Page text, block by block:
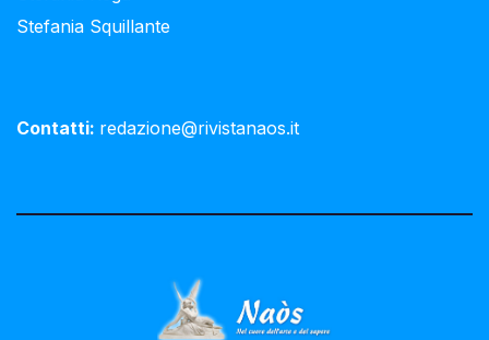
Stefania Squillante
Contatti: redazione@rivistanaos.it